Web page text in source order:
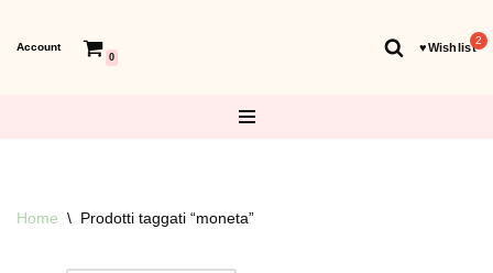
Account
0
♥︎Wishlist
Home \ Prodotti taggati “moneta”